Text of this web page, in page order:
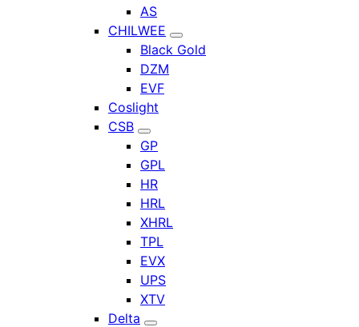
AS
CHILWEE
Black Gold
DZM
EVF
Coslight
CSB
GP
GPL
HR
HRL
XHRL
TPL
EVX
UPS
XTV
Delta